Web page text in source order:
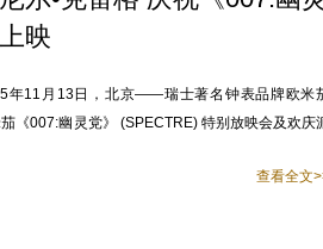
映
年11月13日，北京——瑞士著名钟表品牌欧米
《007:幽灵党》 (SPECTRE) 特别放映会及欢庆
查看全文